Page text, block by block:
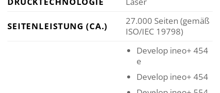
SEITENLEISTUNG (CA.)
27.000 Seiten (gemäß
ISO/IEC 19798)
Develop ineo+ 454
e
Develop ineo+ 454